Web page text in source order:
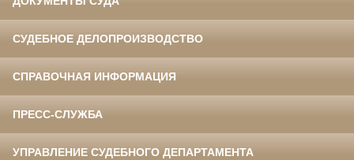
СУДЕБНОЕ ДЕЛОПРОИЗВОДСТВО
СПРАВОЧНАЯ ИНФОРМАЦИЯ
ПРЕСС-СЛУЖБА
УПРАВЛЕНИЕ СУДЕБНОГО ДЕПАРТАМЕНТА